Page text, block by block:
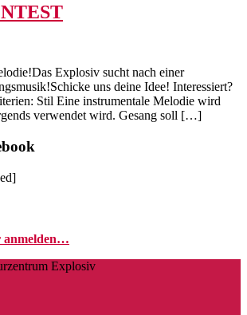
Explosiv sucht nach einer
uns deine Idee! Interessiert?
Stil Eine instrumentale Melodie wird
verwendet wird. Gesang soll […]
anmelden…
Explosiv